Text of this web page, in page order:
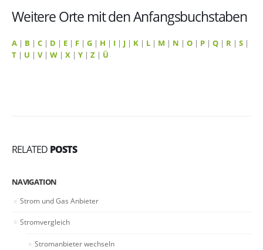
Weitere Orte mit den Anfangsbuchstaben
A | B | C | D | E | F | G | H | I | J | K | L | M | N | O | P | Q | R | S |
T | U | V| W | X | Y | Z | Ü
RELATED POSTS
NAVIGATION
Strom und Gas Anbieter
Stromvergleich
Stromanbieter wechseln